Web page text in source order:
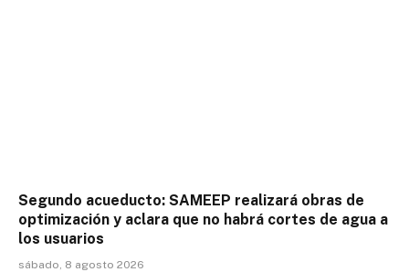
Segundo acueducto: SAMEEP realizará obras de
optimización y aclara que no habrá cortes de agua a
los usuarios
sábado, 8 agosto 2026